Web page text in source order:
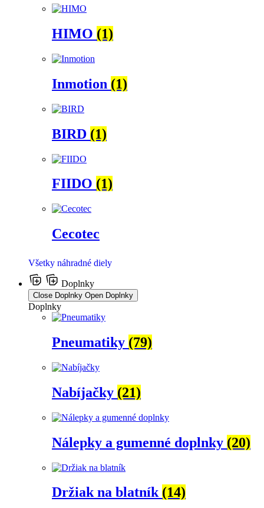
HIMO (1)
Inmotion (1)
BIRD (1)
FIIDO (1)
Cecotec
Všetky náhradné diely
Doplnky
Close Doplnky Open Doplnky
Doplnky
Pneumatiky (79)
Nabíjačky (21)
Nálepky a gumenné doplnky (20)
Držiak na blatník (14)